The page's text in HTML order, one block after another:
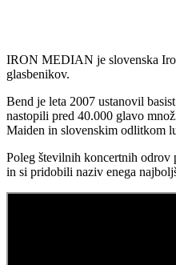
IRON MEDIAN je slovenska
glasbenikov.
Bend je leta 2007 ustanovil
nastopili pred 40.000 glavo
Maiden in slovenskim odlitkom
Poleg številnih koncertnih
in si pridobili naziv enega